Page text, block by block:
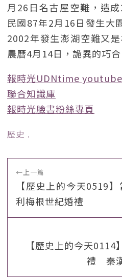
月26日名古屋空難，造
民國87年2月16日發生大
2002年發生澎湖空難又
農曆4月14日，詭異的巧
報時光UDNtime youtube
聯合知識庫
報時光臉書粉絲專頁
歷史 ﹒
←上一篇
【歷史上的今天0519
利梅根世紀婚禮
【歷史上的今天
禮 秦